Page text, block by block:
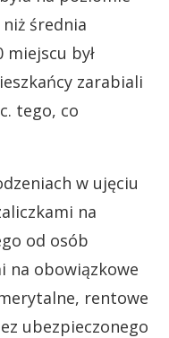
niż średnia
był
zarabiali
tego, co
w ujęciu
na
od osób
na obowiązkowe
rentowe
ubezpieczonego